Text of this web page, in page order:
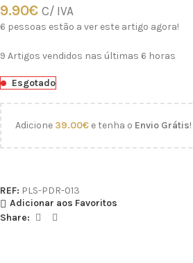
9.90€ C/ IVA
6 pessoas estão a ver este artigo agora!
9 Artigos vendidos nas últimas 6 horas
Esgotado
Adicione 39.00€ e tenha o Envio Grátis!
REF: PLS-PDR-013
Adicionar aos Favoritos
Share: